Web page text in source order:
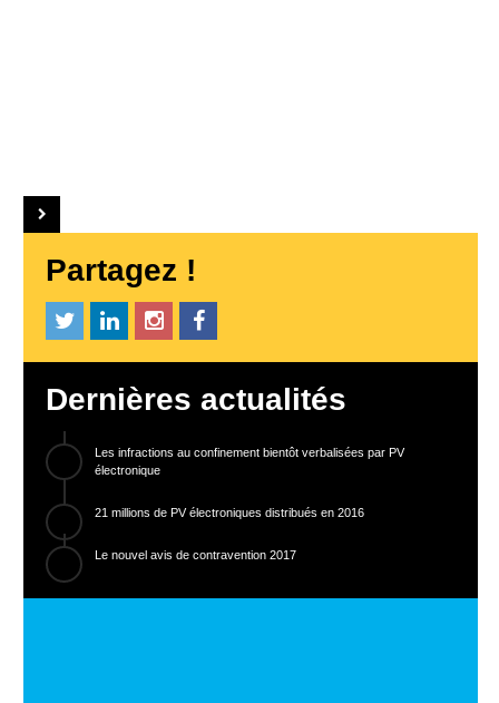
Partagez !
Dernières actualités
Les infractions au confinement bientôt verbalisées par PV
électronique
21 millions de PV électroniques distribués en 2016
Le nouvel avis de contravention 2017